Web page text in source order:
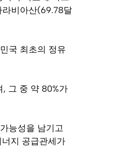
비아산(69.78달
국 최초의 정유
그 중 약 80%가
능성을 남기고
지 공급관세가